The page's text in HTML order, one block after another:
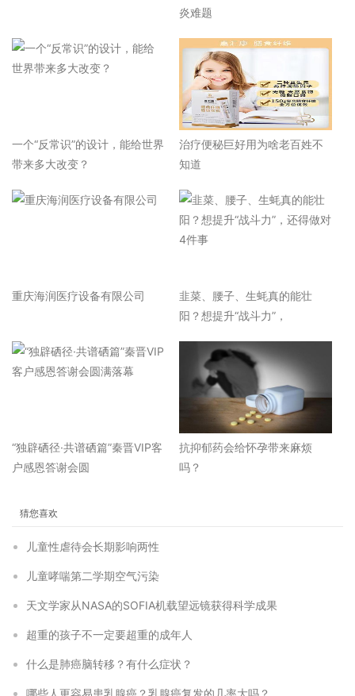
炎难题
一个“反常识”的设计，能给世界
带来多大改变？
治疗便秘巨好用为啥老百姓不
知道
重庆海润医疗设备有限公司
韭菜、腰子、生蚝真的能壮
阳？想提升“战斗力”，
“独辟硒径·共谱硒篇”秦晋VIP客
户感恩答谢会圆
抗抑郁药会给怀孕带来麻烦
吗？
猜您喜欢
儿童性虐待会长期影响两性
儿童哮喘第二学期空气污染
天文学家从NASA的SOFIA机载望远镜获得科学成果
超重的孩子不一定要超重的成年人
什么是肺癌脑转移？有什么症状？
哪些人更容易患乳腺癌？乳腺癌复发的几率大吗？